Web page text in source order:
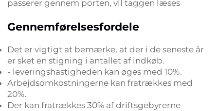
passerer gennem porten, vil taggen læses
Gennemførelsesfordele
Det er vigtigt at bemærke, at der i de seneste år
er sket en stigning i antallet af indkøb.
- leveringshastigheden kan øges med 10%.
Arbejdsomkostningerne kan fratrækkes med
20%.
Der kan fratrækkes 30% af driftsgebyrerne